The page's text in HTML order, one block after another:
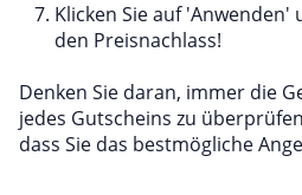
Klicken Sie auf 'Anwenden'
den Preisnachlass!
Denken Sie daran, immer die
jedes Gutscheins zu
dass Sie das bestmögliche